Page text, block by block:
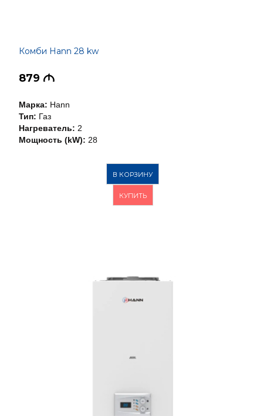
Комби Hann 28 kw
879 M
Марка: Hann
Тип: Газ
Нагреватель: 2
Мощность (kW): 28
В КОРЗИНУ
КУПИТЬ